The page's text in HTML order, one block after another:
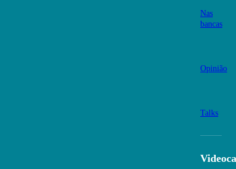
Nas
bancas
Opinião
Talks